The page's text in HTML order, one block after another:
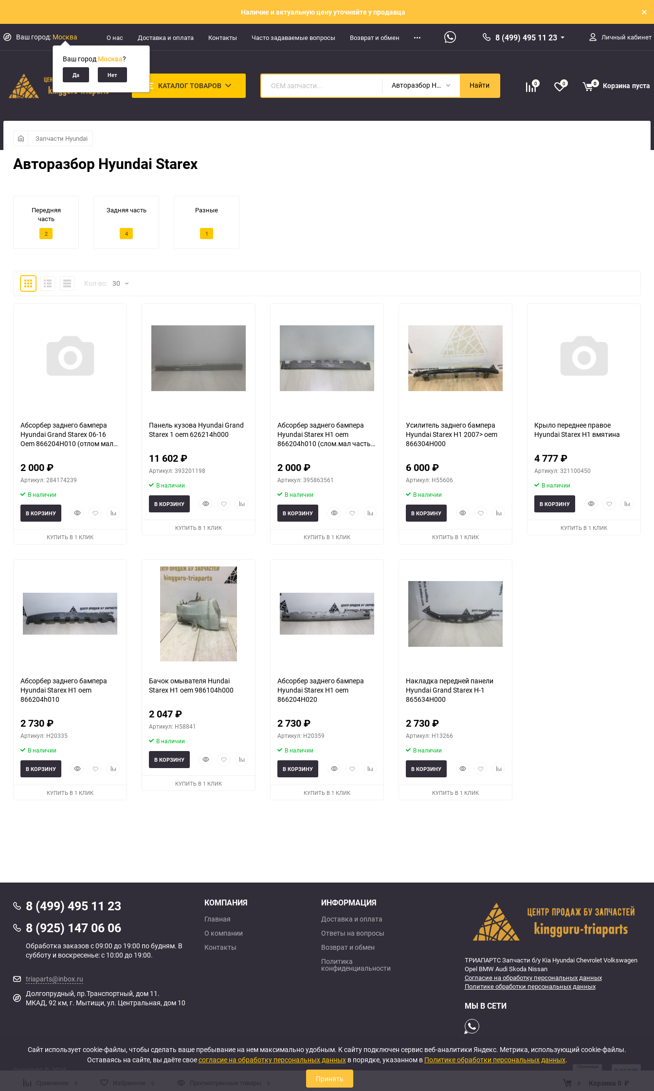
Наличие и актуальную цену уточняйте у продавца
Ваш город: Москва
Ваш город Москва?
О нас Доставка и оплата Контакты Часто задаваемые вопросы Возврат и обмен 8 (499) 495 11 23 Личный кабинет
КАТАЛОГ ТОВАРОВ Авторазбор Hyundai Starex Найти 0 0 0 Корзина пуста
Запчасти Hyundai
Авторазбор Hyundai Starex
2
Передняя
часть
4
Задняя часть
1
Разные
ПлиткаПодробноКомпактноКол-во: 30
Абсорбер заднего бампера
Hyundai Grand Starex 06-16
Oem 866204H010 (отлом мал
2 000₽
Артикул: 284174239
В наличии
БыстрыйДобавитьДобавить
В КОРЗИНУ
КУПИТЬ В 1 КЛИК
Панель кузова Hyundai Grand
Starex 1 oem 626214h000
11 602₽
Артикул: 393201198
В наличии
БыстрыйДобавитьДобавить
В КОРЗИНУ
КУПИТЬ В 1 КЛИК
еще 1 фото
Абсорбер заднего бампера
Hyundai Starex H1 oem
866204h010 (слом.мал часть)
2 000₽
Артикул: 395863561
В наличии
БыстрыйДобавитьДобавить
В КОРЗИНУ
КУПИТЬ В 1 КЛИК
Усилитель заднего бампера
Hyundai Starex H1 2007> oem
866304H000
6 000₽
Артикул: H55606
В наличии
БыстрыйДобавитьДобавить
В КОРЗИНУ
КУПИТЬ В 1 КЛИК
Крыло переднее правое
Hyundai Starex H1 вмятина
4 777₽
Артикул: 321100450
В наличии
БыстрыйДобавитьДобавить
В КОРЗИНУ
КУПИТЬ В 1 КЛИК
Абсорбер заднего бампера
Hyundai Starex H1 oem
866204h010
2 730₽
Артикул: H20335
В наличии
БыстрыйДобавитьДобавить
В КОРЗИНУ
КУПИТЬ В 1 КЛИК
Бачок омывателя Hundai
Starex H1 oem 986104h000
2 047₽
Артикул: H58841
В наличии
БыстрыйДобавитьДобавить
В КОРЗИНУ
КУПИТЬ В 1 КЛИК
Абсорбер заднего бампера
Hyundai Starex H1 oem
866204H020
2 730₽
Артикул: H20359
В наличии
БыстрыйДобавитьДобавить
В КОРЗИНУ
КУПИТЬ В 1 КЛИК
Накладка передней панели
Hyundai Grand Starex H-1
865634H000
2 730₽
Артикул: H13266
В наличии
БыстрыйДобавитьДобавить
В КОРЗИНУ
КУПИТЬ В 1 КЛИК
8 (499) 495 11 23
8 (925) 147 06 06
Обработка заказов с 09:00 до 19:00 по будням. В
субботу и воскресенье: с 10:00 до 19:00.
triaparts@inbox.ru
Долгопрудный, пр.Транспортный, дом 11.
МКАД, 92 км, г. Мытищи, ул. Центральная, дом 10
КОМПАНИЯ
Главная
О компании
Контакты
ИНФОРМАЦИЯ
Доставка и оплата
Ответы на вопросы
Возврат и обмен
Политика
конфиденциальности
ТРИАПАРТС Запчасти б/у Kia Hyundai Chevrolet Volkswagen
Opel BMW Audi Skoda Nissan
Согласие на обработку персональных данных
Политике обработки персональных данных
МЫ В СЕТИ
Сравнение 0 Избранное 0 Просмотренные товары 0 0 Корзина 0 ₽
Сайт использует cookie-файлы, чтобы сделать ваше пребывание на нем максимально удобным. К cайту подключен сервис веб-аналитики Яндекс. Метрика, использующий cookie-файлы.
Оставаясь на сайте, вы даёте своесогласие на обработку персональных данныхв порядке, указанном в Политике обработки персональных данных.
Принять